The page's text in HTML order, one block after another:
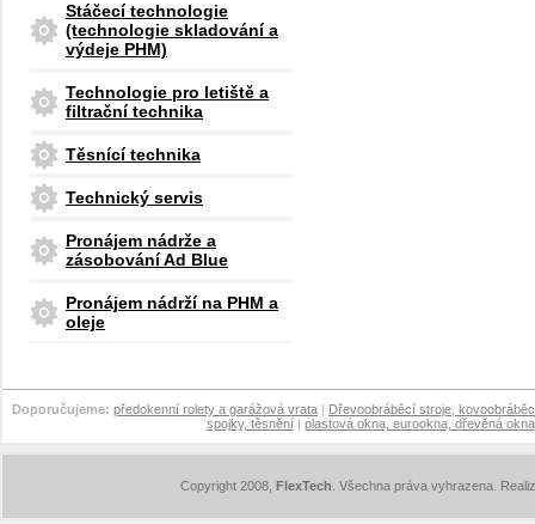
Stáčecí technologie
(technologie skladování a
výdeje PHM)
Technologie pro letiště a
filtrační technika
Těsnící technika
Technický servis
Pronájem nádrže a
zásobování Ad Blue
Pronájem nádrží na PHM a
oleje
Doporučujeme: předokenní rolety a garážová vrata | Dřevoobráběcí stroje,
spojky, těsnění| plastová okna, eurookna, dřevěná okna
Copyright 2008, FlexTech . Všechna práva vyhrazena.